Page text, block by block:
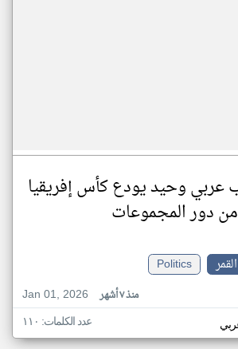
عربي وحيد يودع كأس إفريقيا
Politics
Jan 01, 2026
منذ ٧ أشهر
عدد الكلمات: ١١٠